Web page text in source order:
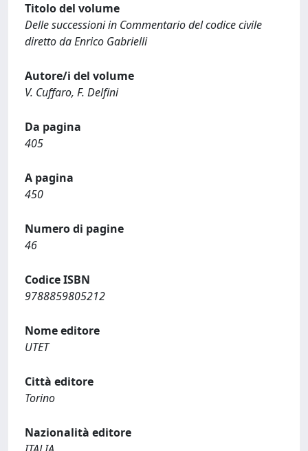
Titolo del volume
Delle successioni in Commentario del codice civile
diretto da Enrico Gabrielli
Autore/i del volume
V. Cuffaro, F. Delfini
Da pagina
405
A pagina
450
Numero di pagine
46
Codice ISBN
9788859805212
Nome editore
UTET
Città editore
Torino
Nazionalità editore